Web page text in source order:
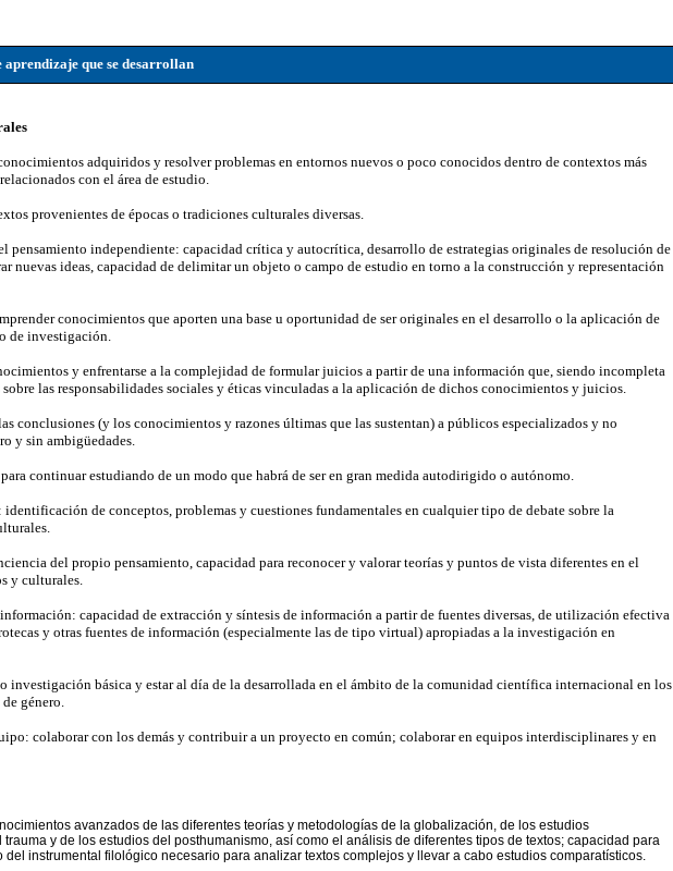
aprendizaje que se desarrollan
adquiridos y resolver problemas en entornos nuevos o poco conocidos dentro de contextos más
con el área de estudio.
provenientes de épocas o tradiciones culturales diversas.
pensamiento independiente: capacidad crítica y autocrítica, desarrollo de estrategias originales de resolución de
nuevas ideas, capacidad de delimitar un objeto o campo de estudio en torno a la construcción y representación
conocimientos que aporten una base u oportunidad de ser originales en el desarrollo o la aplicación de
de investigación.
y enfrentarse a la complejidad de formular juicios a partir de una información que, siendo incompleta
las responsabilidades sociales y éticas vinculadas a la aplicación de dichos conocimientos y juicios.
conclusiones (y los conocimientos y razones últimas que las sustentan) a públicos especializados y no
y sin ambigüedades.
continuar estudiando de un modo que habrá de ser en gran medida autodirigido o autónomo.
de conceptos, problemas y cuestiones fundamentales en cualquier tipo de debate sobre la
del propio pensamiento, capacidad para reconocer y valorar teorías y puntos de vista diferentes en el
y culturales.
capacidad de extracción y síntesis de información a partir de fuentes diversas, de utilización efectiva
y otras fuentes de información (especialmente las de tipo virtual) apropiadas a la investigación en
investigación básica y estar al día de la desarrollada en el ámbito de la comunidad científica internacional en los
género.
colaborar con los demás y contribuir a un proyecto en común; colaborar en equipos interdisciplinares y en
avanzados de las diferentes teorías y metodologías de la globalización, de los estudios
y de los estudios del posthumanismo, así como el análisis de diferentes tipos de textos; capacidad para
instrumental filológico necesario para analizar textos complejos y llevar a cabo estudios comparatísticos.